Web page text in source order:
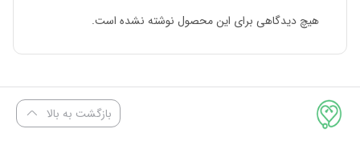
هیچ دیدگاهی برای این محصول نوشته نشده است.
بازگشت به بالا